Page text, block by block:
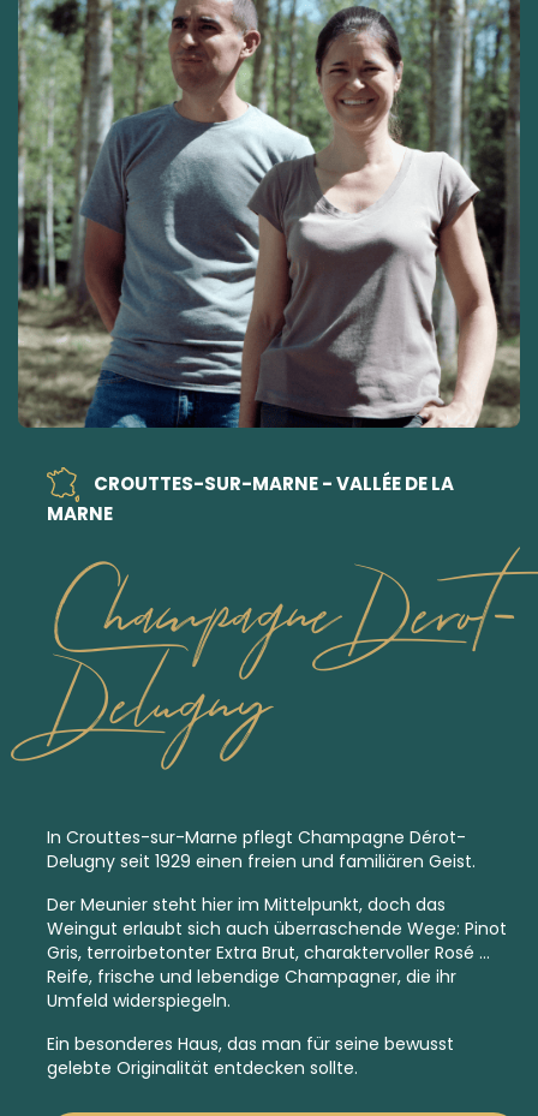
CROUTTES-SUR-MARNE - VALLÉE DE LA
MARNE
Champagne Derot-
Delugny
In Crouttes-sur-Marne pflegt Champagne Dérot-
Delugny seit 1929 einen freien und familiären Geist.
Der Meunier steht hier im Mittelpunkt, doch das
Weingut erlaubt sich auch überraschende Wege: Pinot
Gris, terroirbetonter Extra Brut, charaktervoller Rosé …
Reife, frische und lebendige Champagner, die ihr
Umfeld widerspiegeln.
Ein besonderes Haus, das man für seine bewusst
gelebte Originalität entdecken sollte.